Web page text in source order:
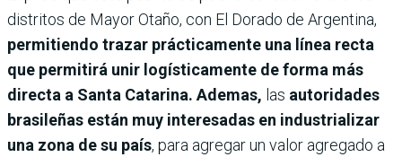
distritos de Mayor Otaño, con El Dorado de Argentina,
permitiendo trazar prácticamente una línea recta
que permitirá unir logísticamente de forma más
directa a Santa Catarina. Ademas, las autoridades
brasileñas están muy interesadas en industrializar
una zona de su país, para agregar un valor agregado a